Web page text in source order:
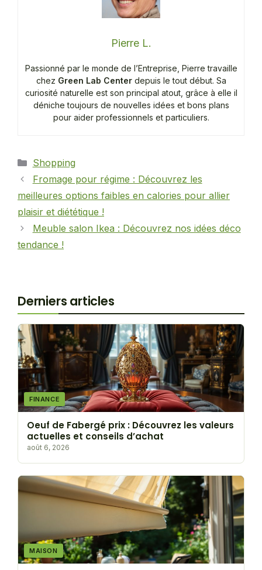
Pierre L.
Passionné par le monde de l’Entreprise, Pierre travaille
chez Green Lab Centerdepuis le tout début. Sa
curiosité naturelle est son principal atout, grâce à elle il
déniche toujours de nouvelles idées et bons plans
pour aider professionnels et particuliers.
Catégories
Shopping
Fromage pour régime : Découvrez les
meilleures options faibles en calories pour allier
plaisir et diététique !
Meuble salon Ikea : Découvrez nos idées déco
tendance !
Derniers articles
FINANCE
Oeuf de Fabergé prix : Découvrez les valeurs
actuelles et conseils d’achat
août 6, 2026
MAISON